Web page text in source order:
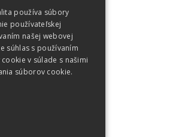
budovy
období
používa súbory
používateľskej
našej webovej
súhlas s používaním
v súlade s našimi
súborov cookie.